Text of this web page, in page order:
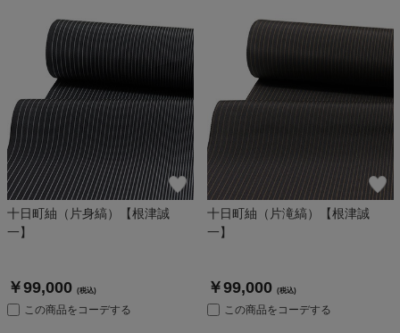
十日町紬（片身縞）【根津誠
一】
￥99,000 (税込)
この商品をコーデする
十日町紬（片滝縞）【根津誠
一】
￥99,000 (税込)
この商品をコーデする